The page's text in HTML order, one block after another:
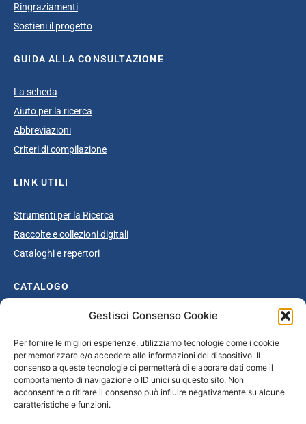
Gestisci Consenso Cookie
Per fornire le migliori esperienze, utilizziamo tecnologie come i cookie
per memorizzare e/o accedere alle informazioni del dispositivo. Il
consenso a queste tecnologie ci permetterà di elaborare dati come il
comportamento di navigazione o ID unici su questo sito. Non
acconsentire o ritirare il consenso può influire negativamente su alcune
caratteristiche e funzioni.
Ringraziamenti
Sostieni il progetto
GUIDA ALLA CONSULTAZIONE
La scheda
Aiuto per la ricerca
Abbreviazioni
Criteri di compilazione
LINK UTILI
Strumenti per la Ricerca
Raccolte e collezioni digitali
Cataloghi e repertori
CATALOGO
Catalogo completo
Ottocento
Età giolittiana
Grande Guerra e dopoguerra
Fascismo